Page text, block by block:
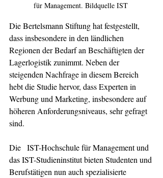
für Management. Bildquelle IST
Die Bertelsmann Stiftung hat festgestellt,
dass insbesondere in den ländlichen
Regionen der Bedarf an Beschäftigten der
Lagerlogistik zunimmt. Neben der
steigenden Nachfrage in diesem Bereich
hebt die Studie hervor, dass Experten in
Werbung und Marketing, insbesondere auf
höheren Anforderungsniveaus, sehr gefragt
sind.
Die   IST-Hochschule für Management und
das IST-Studieninstitut bieten Studenten und
Berufstätigen nun auch spezialisierte